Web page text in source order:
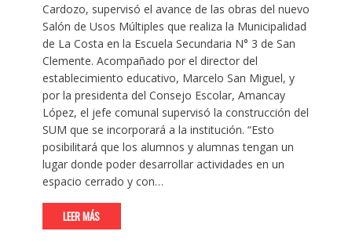
Cardozo, supervisó el avance de las obras del nuevo
Salón de Usos Múltiples que realiza la Municipalidad
de La Costa en la Escuela Secundaria N° 3 de San
Clemente. Acompañado por el director del
establecimiento educativo, Marcelo San Miguel, y
por la presidenta del Consejo Escolar, Amancay
López, el jefe comunal supervisó la construcción del
SUM que se incorporará a la institución. “Esto
posibilitará que los alumnos y alumnas tengan un
lugar donde poder desarrollar actividades en un
espacio cerrado y con…
LEER MÁS